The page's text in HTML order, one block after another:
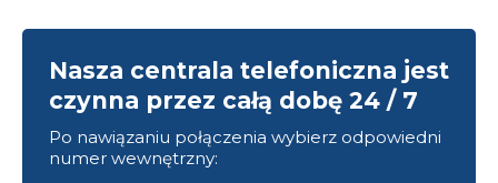
Nasza centrala telefoniczna jest
czynna przez całą dobę 24 / 7
Po nawiązaniu połączenia wybierz odpowiedni
numer wewnętrzny: